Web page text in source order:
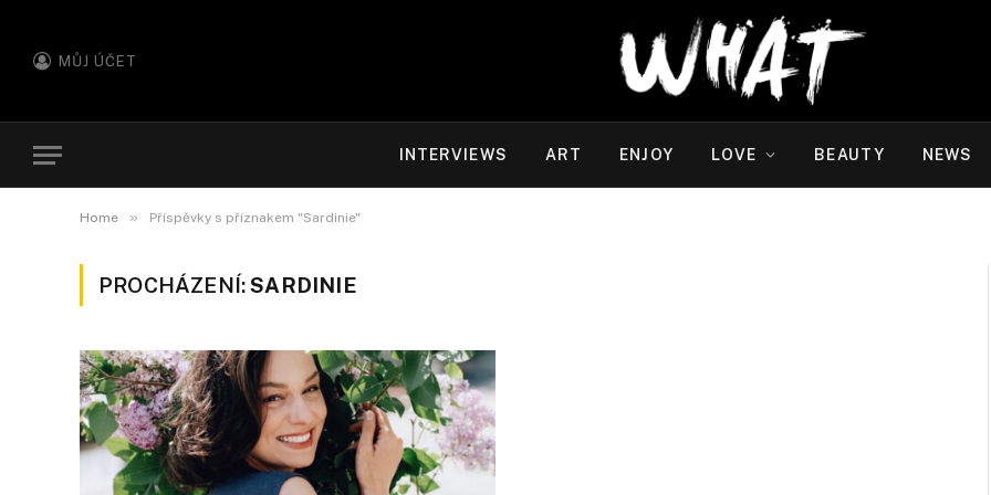
MŮJ ÚČET
INTERVIEWS ART ENJOY LOVE BEAUTY NEWS
Home » Příspěvky s příznakem "Sardinie"
PROCHÁZENÍ:SARDINIE